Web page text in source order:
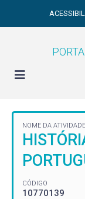
NOME DA ATIVIDADE
CÓDIGO
10770139